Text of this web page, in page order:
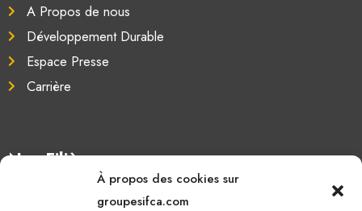
À propos des cookies sur
groupesifca.com
A Propos de nous
Développement Durable
Espace Presse
Carrière
Nos Filières